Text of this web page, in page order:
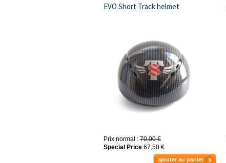
EVO Short Track helmet
Prix normal : 70,00 €
Special Price 67,50 €
ajouter au panier